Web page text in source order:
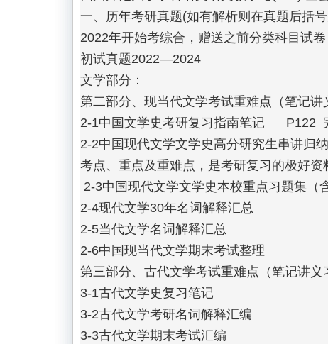
一、历年考研真题(如有解析则在真题后括
2022年开始考综合，赠送之前分类科目试卷
初试真题2022—2024
文学部分：
第二部分、现当代文学考试重难点（笔记讲
2-1中国文学史考研复习指南笔记      P122
2-2中国现代文学文学史高分研究生串讲归
考点、重点及重难点，是考研复习的极好
2-4现代文学30年名词解释汇总
2-5当代文学名词解释汇总
2-6中国现当代文学期末考试整理
第三部分、古代文学考试重难点（笔记讲义
3-1古代文学史复习笔记
3-2古代文学考研名词解释汇编
3-3古代文学期末考试汇编